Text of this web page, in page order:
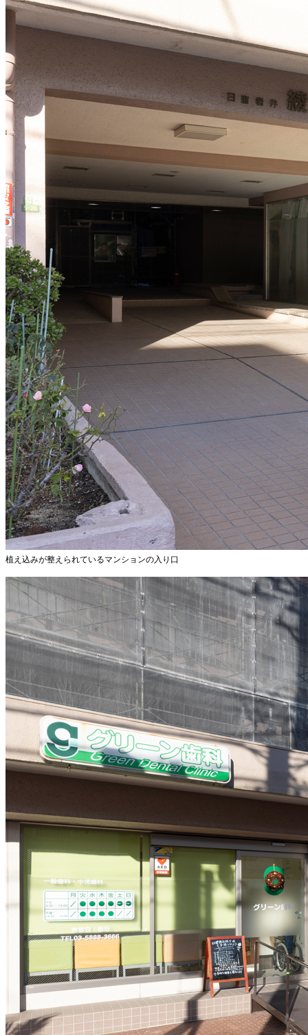
植え込みが整えられているマンションの入り口